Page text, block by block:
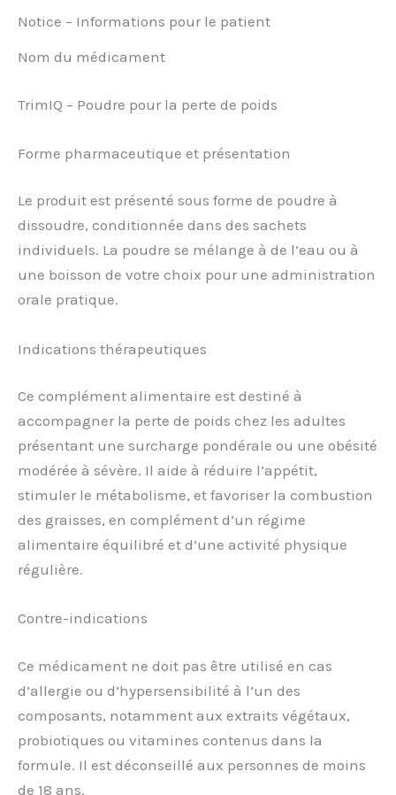
Notice – Informations pour le patient
Nom du médicament
TrimIQ – Poudre pour la perte de poids
Forme pharmaceutique et présentation
Le produit est présenté sous forme de poudre à
dissoudre, conditionnée dans des sachets
individuels. La poudre se mélange à de l’eau ou à
une boisson de votre choix pour une administration
orale pratique.
Indications thérapeutiques
Ce complément alimentaire est destiné à
accompagner la perte de poids chez les adultes
présentant une surcharge pondérale ou une obésité
modérée à sévère. Il aide à réduire l’appétit,
stimuler le métabolisme, et favoriser la combustion
des graisses, en complément d’un régime
alimentaire équilibré et d’une activité physique
régulière.
Contre-indications
Ce médicament ne doit pas être utilisé en cas
d’allergie ou d’hypersensibilité à l’un des
composants, notamment aux extraits végétaux,
probiotiques ou vitamines contenus dans la
formule. Il est déconseillé aux personnes de moins
de 18 ans.